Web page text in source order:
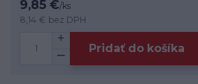
9,85 €/ks
8,14 € bez DPH
Pridať do košíka